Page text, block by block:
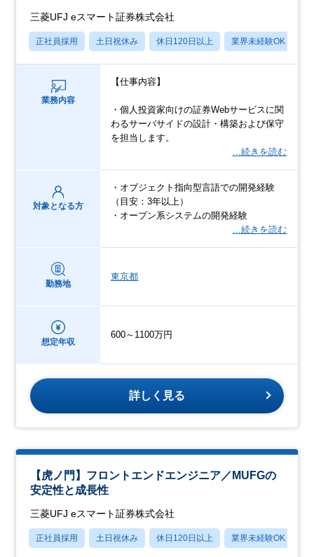
三菱UFJ eスマート証券株式会社
正社員採用 土日祝休み 休日120日以上 業界未経験OK
業務内容
【仕事内容】
・個人投資家向けの証券Webサービスに関
わるサーバサイドの設計・構築および保守
を担当します。
…続きを読む
対象となる方
・オブジェクト指向型言語での開発経験
（目安：3年以上）
・オープン系システムの開発経験
…続きを読む
勤務地
東京都
想定年収
600～1100万円
詳しく見る
【虎ノ門】フロントエンドエンジニア／MUFGの
安定性と成長性
三菱UFJ eスマート証券株式会社
正社員採用 土日祝休み 休日120日以上 業界未経験OK